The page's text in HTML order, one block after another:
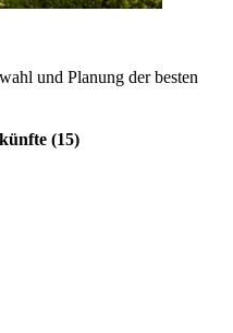
und Planung der besten
(15)